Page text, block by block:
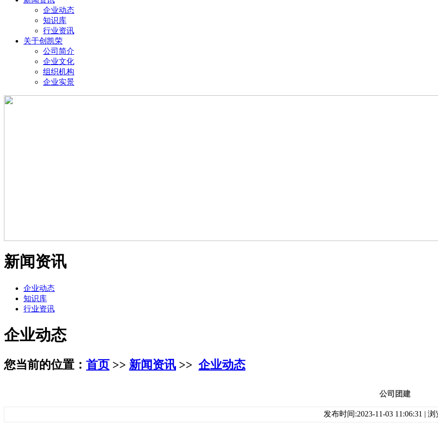
企业动态
知识库
行业资讯
关于创凯荣
公司简介
企业文化
组织机构
企业实景
新闻资讯
企业动态
知识库
行业资讯
企业动态
您当前的位置： 首页 >> 新闻资讯 >> 企业动态
公司团建
发布时间:2023-11-03 11:06:31 | 浏